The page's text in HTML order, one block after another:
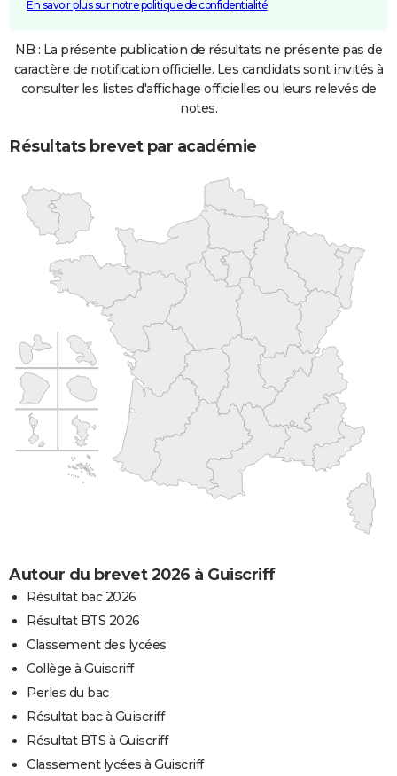
En savoir plus sur notre politique de confidentialité
NB : La présente publication de résultats ne présente pas de
caractère de notification officielle. Les candidats sont invités à
consulter les listes d'affichage officielles ou leurs relevés de
notes.
Résultats brevet par académie
Autour du brevet 2026 à Guiscriff
Résultat bac 2026
Résultat BTS 2026
Classement des lycées
Collège à Guiscriff
Perles du bac
Résultat bac à Guiscriff
Résultat BTS à Guiscriff
Classement lycées à Guiscriff